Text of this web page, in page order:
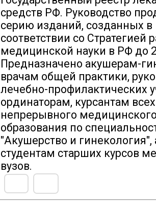
средств РФ. Руководство
серию изданий, созданных в
соответствии со Стратегией
медицинской науки в РФ до
Предназначено акушерам-
врачам общей практики,
лечебно-профилактических
ординаторам, курсантам
непрерывного
образования по
"Акушерство и гинекология",
студентам старших курсов
вузов.